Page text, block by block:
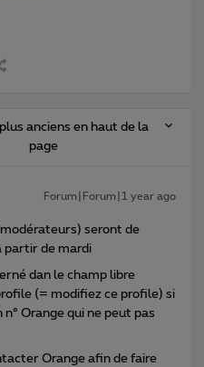
anciens en haut de la
page
Forum|Forum|1 year ago
seront de
partir de mardi
dan le champ libre
(= modifiez ce profile) si
n° Orange qui ne peut pas
Orange afin de faire